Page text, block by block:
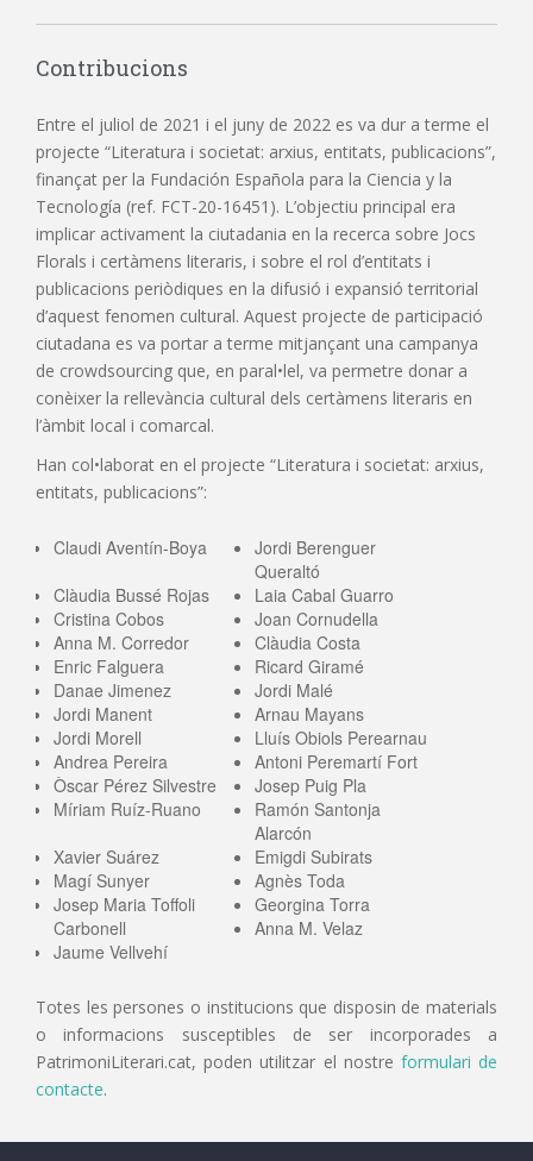
Contribucions
Entre el juliol de 2021 i el juny de 2022 es va dur a terme el
projecte “Literatura i societat: arxius, entitats, publicacions”,
finançat per la Fundación Española para la Ciencia y la
Tecnología (ref. FCT-20-16451). L’objectiu principal era
implicar activament la ciutadania en la recerca sobre Jocs
Florals i certàmens literaris, i sobre el rol d’entitats i
publicacions periòdiques en la difusió i expansió territorial
d’aquest fenomen cultural. Aquest projecte de participació
ciutadana es va portar a terme mitjançant una campanya
de crowdsourcing que, en paral•lel, va permetre donar a
conèixer la rellevància cultural dels certàmens literaris en
l’àmbit local i comarcal.
Han col•laborat en el projecte “Literatura i societat: arxius,
entitats, publicacions”:
Claudi Aventín-Boya
Jordi Berenguer
Queraltó
Clàudia Bussé Rojas
Laia Cabal Guarro
Cristina Cobos
Joan Cornudella
Anna M. Corredor
Clàudia Costa
Enric Falguera
Ricard Giramé
Danae Jimenez
Jordi Malé
Jordi Manent
Arnau Mayans
Jordi Morell
Lluís Obiols Perearnau
Andrea Pereira
Antoni Peremartí Fort
Òscar Pérez Silvestre
Josep Puig Pla
Míriam Ruíz-Ruano
Ramón Santonja
Alarcón
Xavier Suárez
Emigdi Subirats
Magí Sunyer
Agnès Toda
Josep Maria Toffoli
Carbonell
Georgina Torra
Anna M. Velaz
Jaume Vellvehí
Totes les persones o institucions que disposin de materials
o informacions susceptibles de ser incorporades a
PatrimoniLiterari.cat, poden utilitzar el nostre formulari de
contacte.